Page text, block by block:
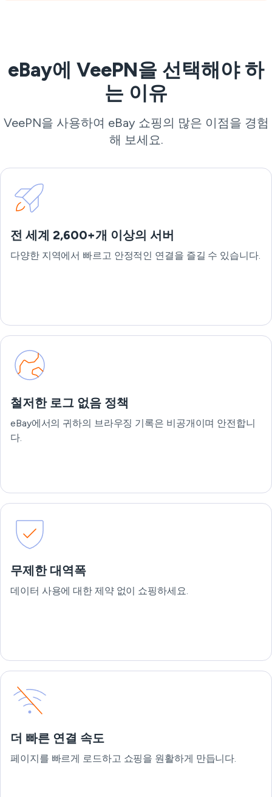
eBay에 VeePN을 선택해야 하
는 이유
VeePN을 사용하여 eBay 쇼핑의 많은 이점을 경험
해 보세요.
전 세계 2,600+개 이상의 서버
다양한 지역에서 빠르고 안정적인 연결을 즐길 수 있습니다.
철저한 로그 없음 정책
eBay에서의 귀하의 브라우징 기록은 비공개이며 안전합니
다.
무제한 대역폭
데이터 사용에 대한 제약 없이 쇼핑하세요.
더 빠른 연결 속도
페이지를 빠르게 로드하고 쇼핑을 원활하게 만듭니다.